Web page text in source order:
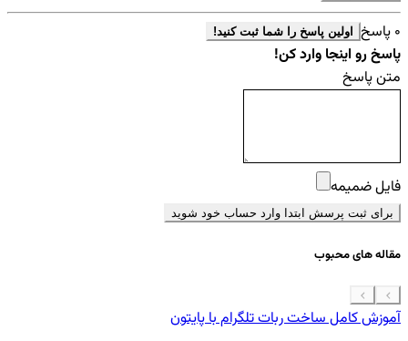
0 پاسخ اولین پاسخ را شما ثبت کنید!
پاسخ رو اینجا وارد کن!
متن پاسخ
فایل ضمیمه
برای ثبت پرسش ابتدا وارد حساب خود شوید
مقاله های محبوب
آموزش کامل ساخت ربات تلگرام با پایتون